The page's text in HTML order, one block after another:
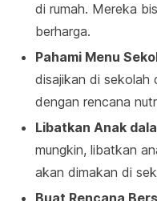
di rumah. Mereka
berharga.
Pahami Menu
disajikan di sekolah
dengan rencana
Libatkan Anak
mungkin, libatkan
akan dimakan di